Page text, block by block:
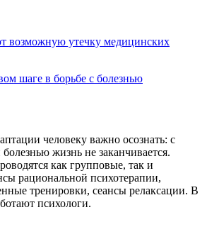
возможную утечку медицинских
шаге в борьбе с болезнью
человеку важно осознать: с
жизнь не заканчивается.
как групповые, так и
рациональной психотерапии,
тренировки, сеансы релаксации. В
психологи.